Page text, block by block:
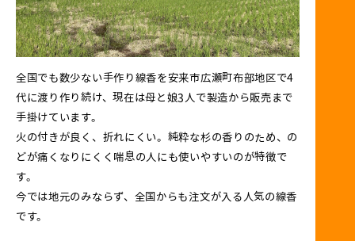
全国でも数少ない手作り線香を安来市広瀬町布部地区で4
代に渡り作り続け、現在は母と娘3人で製造から販売まで
手掛けています。
火の付きが良く、折れにくい。純粋な杉の香りのため、の
どが痛くなりにくく喘息の人にも使いやすいのが特徴で
す。
今では地元のみならず、全国からも注文が入る人気の線香
です。